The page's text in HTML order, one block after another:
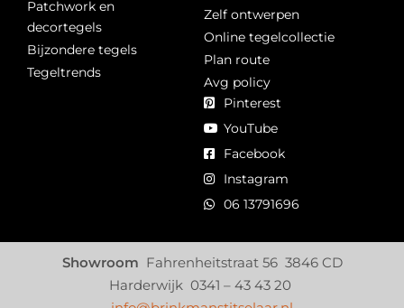
Patchwork en
decortegels
Bijzondere tegels
Tegeltrends
Zelf ontwerpen
Online tegelcollectie
Plan route
Avg policy
Pinterest
YouTube
Facebook
Instagram
06 13791696
Showroom Fahrenheitstraat 56 3846 CD
Harderwijk 0341 – 43 43 20